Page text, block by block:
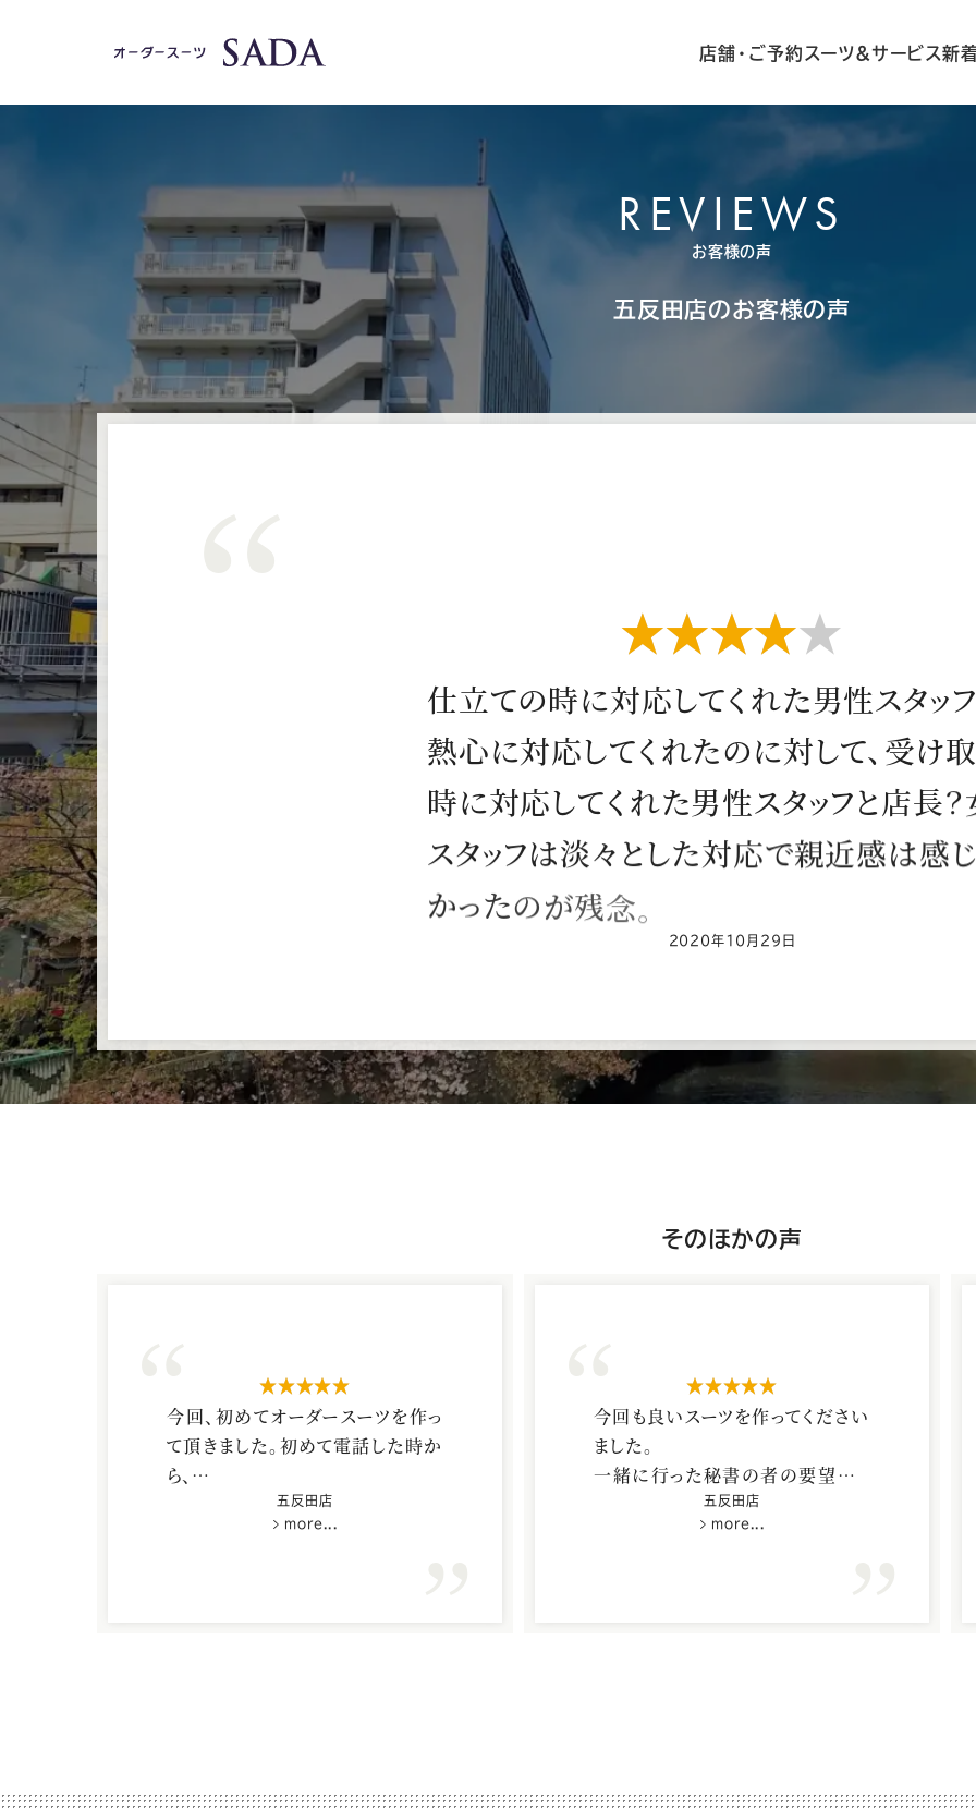
店舗・ご予約 スーツ&サービス新
REVIEWS
お客様の声
五反田店のお客様の声
仕立ての時に対応してく れた男性スタッフ
熱心に対応してく れたのに対して、 受け取
時に対応してく れた男性スタッフと店長？
スタッフは淡々 とした対応で親近感は感
かったのが残念。
2020年10月29日
五
そのほかの声
今回、初めてオーダースーツを作っ
て頂きました。初めて電話した時か
ら、
好印象のいとう様に細かな点まで
丁寧に教えて頂き、本当に感謝して
五反田店
more...
今回も良いスーツを作ってください
ました。
一緒に行った秘書の者の要望をよ
ろしくお願い致します。
スーツ佐田様の実力の発揮しどこ
五反田店
more...